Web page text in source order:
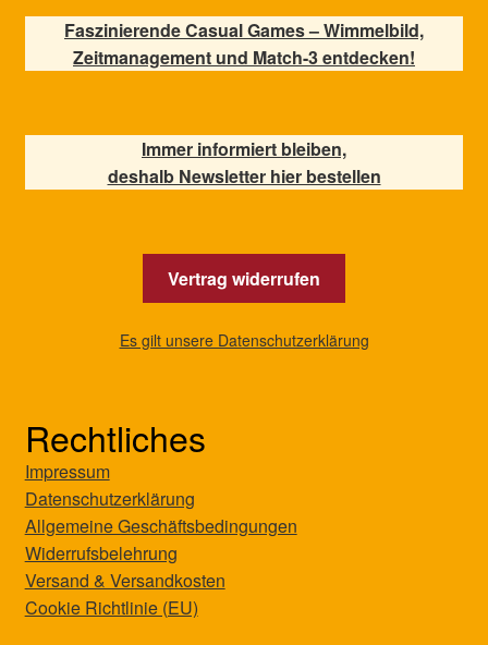
Faszinierende Casual Games – Wimmelbild,
Zeitmanagement und Match-3 entdecken!
Immer informiert bleiben,
deshalb Newsletter hier bestellen
Vertrag widerrufen
Es gilt unsere Datenschutzerklärung
Rechtliches
Impressum
Datenschutzerklärung
Allgemeine Geschäftsbedingungen
Widerrufsbelehrung
Versand & Versandkosten
Cookie Richtlinie (EU)